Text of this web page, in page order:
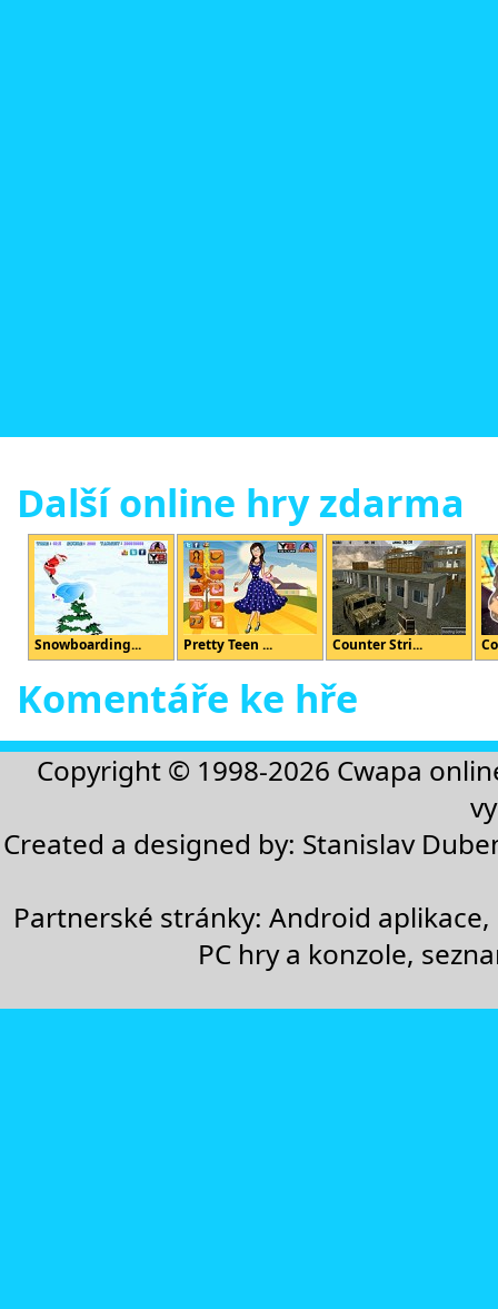
Další online hry zdarma
Snowboarding... Pretty Teen ... Counter Stri...
Komentáře ke hře
Copyright © 1998-2026 Cwapa
Created a designed by: Stanislav
Partnerské stránky:Android aplikace,
PC hry a konzole,